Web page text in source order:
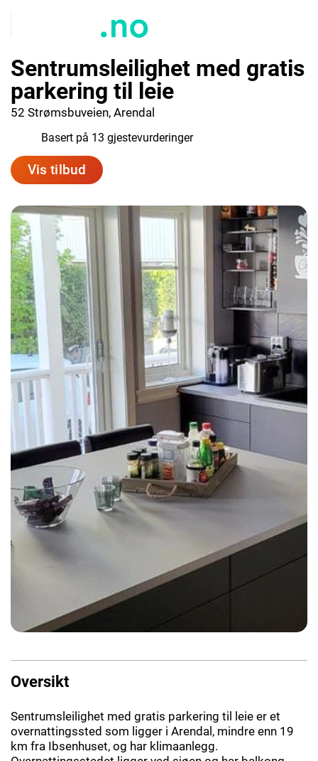
Sentrumsleilighet med gratis
parkering til leie
52 Strømsbuveien, Arendal
Basert på 13 gjestevurderinger
Vis tilbud
Oversikt
Sentrumsleilighet med gratis parkering til leie er et
overnattingssted som ligger i Arendal, mindre enn 19
km fra Ibsenhuset, og har klimaanlegg.